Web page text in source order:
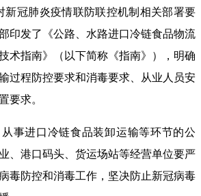
新冠肺炎疫情联防联控机制相关部署要
印发了《公路、水路进口冷链食品物流
术指南》（以下简称《指南》），明确
过程防控要求和消毒要求、从业人员安
要求。
从事进口冷链食品装卸运输等环节的公
、港口码头、货运场站等经营单位要严
毒防控和消毒工作，坚决防止新冠病毒